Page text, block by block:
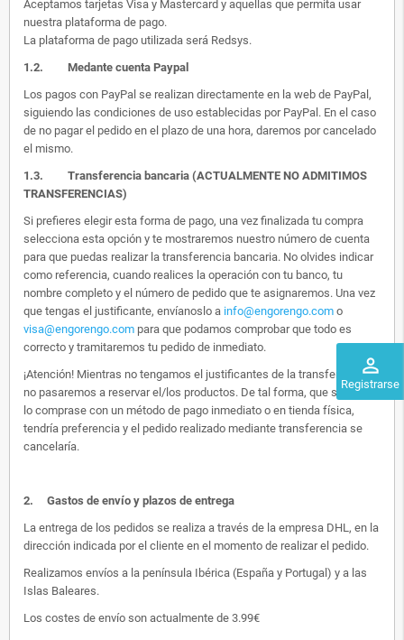
perm_identity
Registrarse
Aceptamos tarjetas Visa y Mastercard y aquellas que permita usar
nuestra plataforma de pago.
La plataforma de pago utilizada será Redsys.
1.2. Medante cuenta Paypal
Los pagos con PayPal se realizan directamente en la web de PayPal,
siguiendo las condiciones de uso establecidas por PayPal. En el caso
de no pagar el pedido en el plazo de una hora, daremos por cancelado
el mismo.
1.3. Transferencia bancaria (ACTUALMENTE NO ADMITIMOS
TRANSFERENCIAS)
Si prefieres elegir esta forma de pago, una vez finalizada tu compra
selecciona esta opción y te mostraremos nuestro número de cuenta
para que puedas realizar la transferencia bancaria. No olvides indicar
como referencia, cuando realices la operación con tu banco, tu
nombre completo y el número de pedido que te asignaremos. Una vez
que tengas el justificante, envíanoslo a info@engorengo.com o
visa@engorengo.com para que podamos comprobar que todo es
correcto y tramitaremos tu pedido de inmediato.
¡Atención! Mientras no tengamos el justificantes de la transferencia,
no pasaremos a reservar el/los productos. De tal forma, que si alguien
lo comprase con un método de pago inmediato o en tienda física,
tendría preferencia y el pedido realizado mediante transferencia se
cancelaría.
2. Gastos de envío y plazos de entrega
La entrega de los pedidos se realiza a través de la empresa DHL, en la
dirección indicada por el cliente en el momento de realizar el pedido.
Realizamos envíos a la península Ibérica (España y Portugal) y a las
Islas Baleares.
Los costes de envío son actualmente de 3.99€